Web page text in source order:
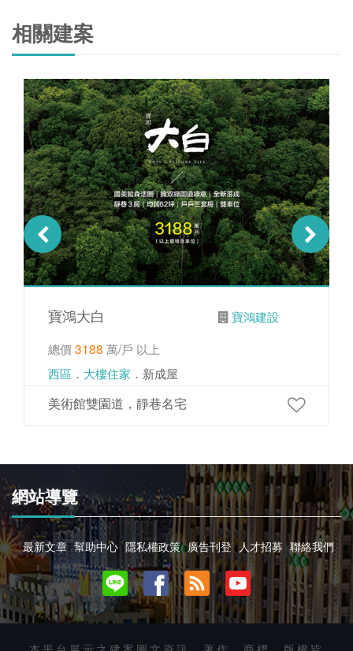
相關建案
寶鴻大白
寶鴻建設
總價3188 萬/戶 以上
西區 ． 大樓住家 ．新成屋
美術館雙園道，靜巷名宅
網站導覽
最新文章 幫助中心 隱私權政策 廣告刊登 人才招募 聯絡我們